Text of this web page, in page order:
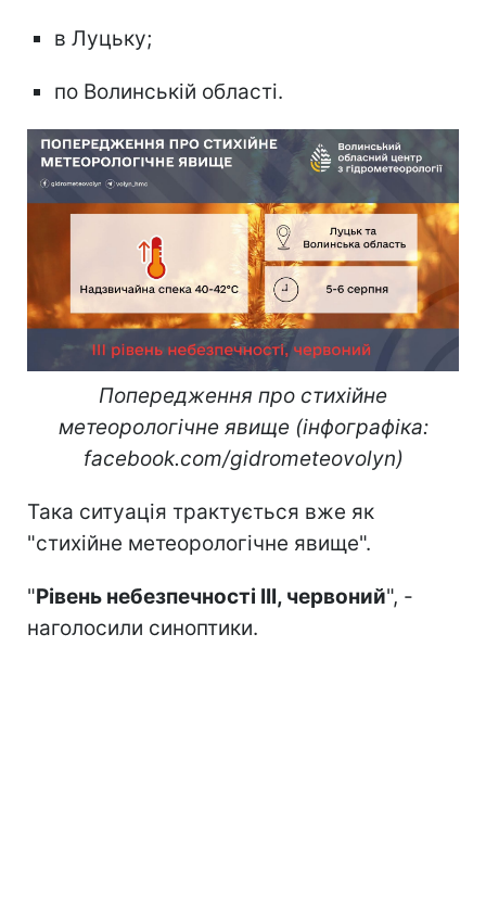
в Луцьку;
по Волинській області.
Попередження про стихійне
метеорологічне явище (інфографіка:
facebook.com/gidrometeovolyn)
Така ситуація трактується вже як
"стихійне метеорологічне явище".
"Рівень небезпечності IІІ, червоний", -
наголосили синоптики.